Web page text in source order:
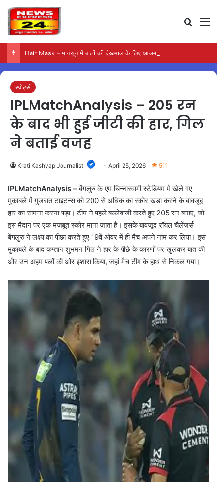
Hair Mask – मानसून में बालों की देखभाल के लिए आजमाएं अंडे का मास्क
स्पोर्ट्स
IPLMatchAnalysis – 205 रन
के बाद भी हुई जीटी की हार, गिल
ने बताई वजह
Krati Kashyap Journalist April 25, 2026 511
IPLMatchAnalysis –बेंगलुरु के एम चिन्नास्वामी स्टेडियम में खेले गए
मुकाबले में गुजरात टाइटन्स को 200 से अधिक का स्कोर खड़ा करने के बावजूद
हार का सामना करना पड़ा। टीम ने पहले बल्लेबाजी करते हुए 205 रन बनाए, जो
इस मैदान पर एक मजबूत स्कोर माना जाता है। इसके बावजूद रॉयल चैलेंजर्स
बेंगलुरु ने लक्ष्य का पीछा करते हुए 19वें ओवर में ही मैच अपने नाम कर लिया। इस
मुकाबले के बाद कप्तान शुभमन गिल ने हार के पीछे के कारणों पर खुलकर बात की
और उन अहम पलों की ओर इशारा किया, जहां मैच टीम के हाथ से निकल गया।